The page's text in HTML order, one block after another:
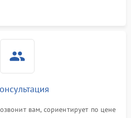
вам, сориентирует по цене